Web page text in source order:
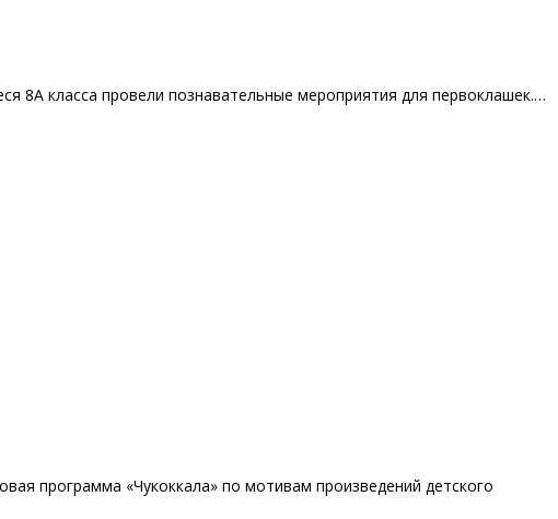
8А класса провели познавательные мероприятия для первоклашек.…
программа «Чукоккала» по мотивам произведений детского